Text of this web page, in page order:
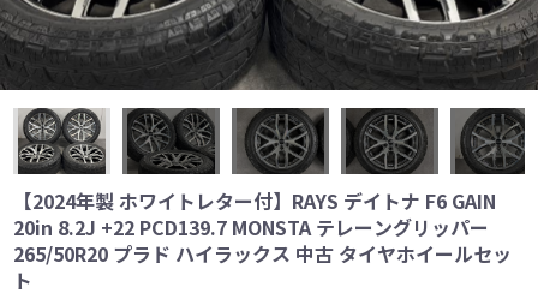
【2024年製 ホワイトレター付】RAYS デイトナ F6 GAIN
20in 8.2J +22 PCD139.7 MONSTA テレーングリッパー
265/50R20 プラド ハイラックス 中古 タイヤホイールセッ
ト